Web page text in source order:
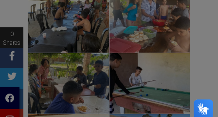
0
Shares